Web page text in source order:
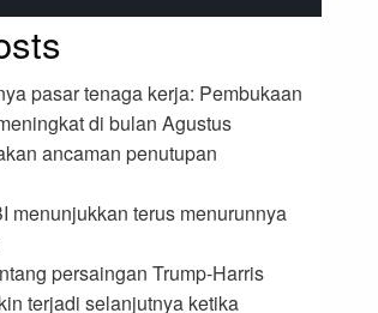
pasar tenaga kerja: Pembukaan
di bulan Agustus
ancaman penutupan
menunjukkan terus menurunnya
persaingan Trump-Harris
terjadi selanjutnya ketika